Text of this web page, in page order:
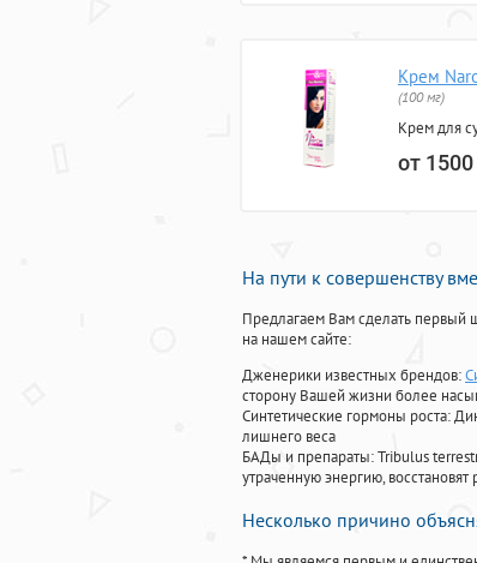
Крем
(100 мг)
Крем для
от 1500
На пути к совершенству
Предлагаем Вам сделать первый
на нашем сайте:
Дженерики известных брендов:
сторону Вашей жизни более
Синтетические гормоны роста:
лишнего веса
БАДы и препараты:Tribulus
утраченную энергию,
Несколько причино